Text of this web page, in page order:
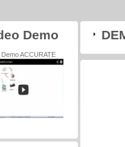
Demo
ACCURATE